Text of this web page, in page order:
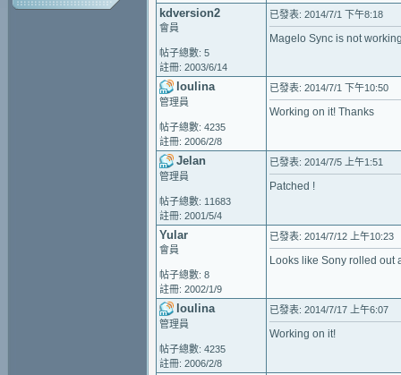
kdversion2
會員
帖子總數: 5
註冊: 2003/6/14
已發表: 2014/7/1 下午8:18
Magelo Sync is not
loulina
管理員
帖子總數: 4235
註冊: 2006/2/8
已發表: 2014/7/1 下午10:50
Working on it! Thanks
Jelan
管理員
帖子總數: 11683
註冊: 2001/5/4
已發表: 2014/7/5 上午1:51
Patched !
Yular
會員
帖子總數: 8
註冊: 2002/1/9
已發表: 2014/7/12 上午10:23
Looks like Sony rolled out
loulina
管理員
帖子總數: 4235
註冊: 2006/2/8
已發表: 2014/7/17 上午6:07
Working on it!